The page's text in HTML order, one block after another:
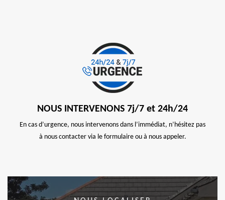
NOUS INTERVENONS 7j/7 et 24h/24
En cas d’urgence, nous intervenons dans l’immédiat, n’hésitez pas
à nous contacter via le formulaire ou à nous appeler.